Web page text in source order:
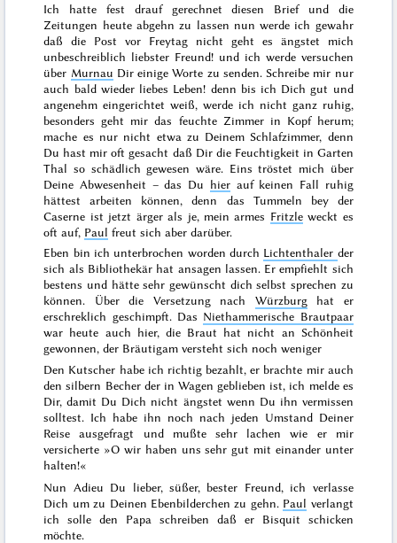
Ich hatte fest drauf gerechnet diesen Brief und die
Zeitungen heute abgehn zu lassen nun werde ich gewahr
daß die Post vor Freytag nicht geht es ängstet mich
unbeschreiblich liebster Freund! und ich werde versuchen
über Murnau Dir einige Worte zu senden. Schreibe mir nur
auch bald wieder liebes Leben! denn bis ich Dich gut und
angenehm eingerichtet weiß, werde ich nicht ganz ruhig,
besonders geht mir das feuchte Zimmer in Kopf herum;
mache es nur nicht etwa zu Deinem Schlafzimmer, denn
Du hast mir oft gesacht daß Dir die Feuchtigkeit in Garten
Thal so schädlich gewesen wäre. Eins tröstet mich über
Deine Abwesenheit – das Du hierauf keinen Fall ruhig
hättest arbeiten können, denn das Tummeln bey der
Caserne ist jetzt ärger als je, mein armes Fritzleweckt es
oft auf, Paul freut sich aber darüber.
Eben bin ich unterbrochen worden durch Lichtenthaler der
sich als Bibliothekär hat ansagen lassen. Er empfiehlt sich
bestens und hätte sehr gewünscht dich selbst sprechen zu
können. Über die Versetzung nach Würzburghat er
erschreklich geschimpft. Das Niethammerische Brautpaar
war heute auch hier, die Braut hat nicht an Schönheit
gewonnen, der Bräutigam versteht sich noch weniger
Den Kutscher habe ich richtig bezahlt, er brachte mir auch
den silbern Becher der in Wagen geblieben ist, ich melde es
Dir, damit Du Dich nicht ängstet wenn Du ihn vermissen
solltest. Ich habe ihn noch nach jeden Umstand Deiner
Reise ausgefragt und mußte sehr lachen wie er mir
versicherte »O wir haben uns sehr gut mit einander unter
halten!«
Nun Adieu Du lieber, süßer, bester Freund, ich verlasse
Dich um zu Deinen Ebenbilderchen zu gehn. Paul verlangt
ich solle den Papa schreiben daß er Bisquit schicken
möchte.